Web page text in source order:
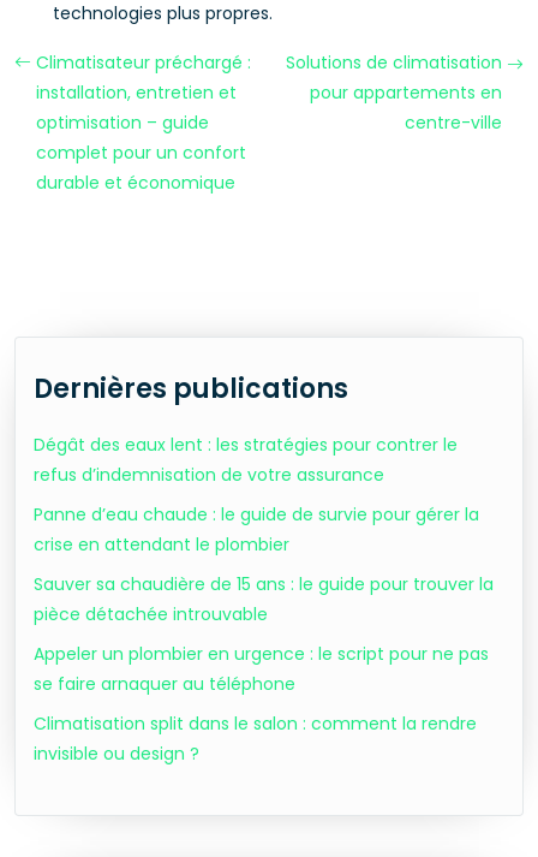
technologies plus propres.
Climatisateur préchargé :
installation, entretien et
optimisation – guide
complet pour un confort
durable et économique
Solutions de climatisation
pour appartements en
centre-ville
Dernières publications
Dégât des eaux lent : les stratégies pour contrer le
refus d’indemnisation de votre assurance
Panne d’eau chaude : le guide de survie pour gérer la
crise en attendant le plombier
Sauver sa chaudière de 15 ans : le guide pour trouver la
pièce détachée introuvable
Appeler un plombier en urgence : le script pour ne pas
se faire arnaquer au téléphone
Climatisation split dans le salon : comment la rendre
invisible ou design ?